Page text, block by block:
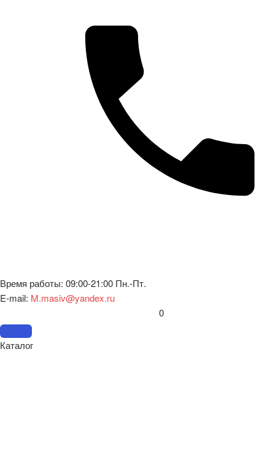
Время работы: 09:00-21:00 Пн.-Пт.
E-mail: M.masiv@yandex.ru
0
Каталог